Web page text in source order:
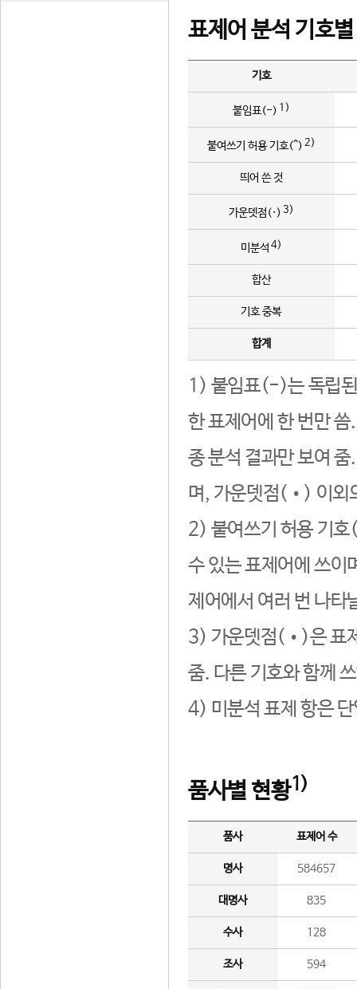
표제어 분석 기호
기호
붙임표(-) 1)
붙여쓰기 허용 기호(^) 2)
띄어 쓴 것
가운뎃점(·) 3)
미분석 4)
합산
기호 중복
합계
1) 붙임표(-)는 독립된
한 표제어에 한 번만
종 분석 결과만 보여
며, 가운뎃점(•) 이외
2) 붙여쓰기 허용 기호
수 있는 표제어에 쓰이
제어에서 여러 번 나타
3) 가운뎃점(•)은 표
줌. 다른 기호와 함께
4) 미분석 표제 항은
품사별 현황1)
품사 표제어 수
명사 584657
대명사 835
수사 128
조사 594